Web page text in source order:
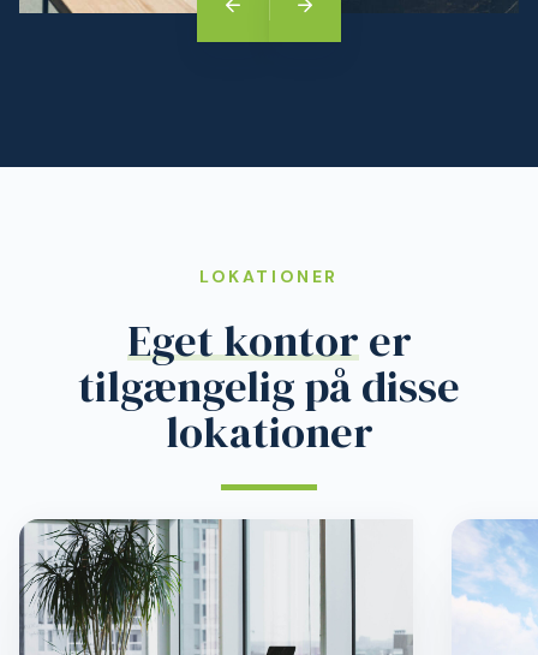
LOKATIONER
Eget kontorer
tilgængelig på disse
lokationer